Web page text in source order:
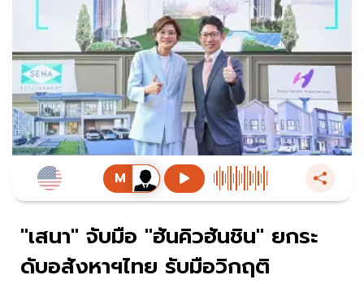
"เสนา" จับมือ "ฮันคิวฮันชิน" ยกระ
ดับอสังหาฯไทย รับมือวิกฤติ